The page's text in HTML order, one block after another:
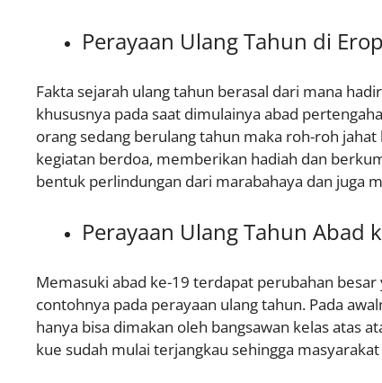
Perayaan Ulang Tahun di
Fakta sejarah ulang tahun berasal dari mana
khususnya pada saat dimulainya abad
orang sedang berulang tahun maka roh-roh
kegiatan berdoa, memberikan hadiah dan
bentuk perlindungan dari marabahaya dan juga
Perayaan Ulang Tahun Abad
Memasuki abad ke-19 terdapat perubahan
contohnya pada perayaan ulang tahun. Pada
hanya bisa dimakan oleh bangsawan kelas atas
kue sudah mulai terjangkau sehingga